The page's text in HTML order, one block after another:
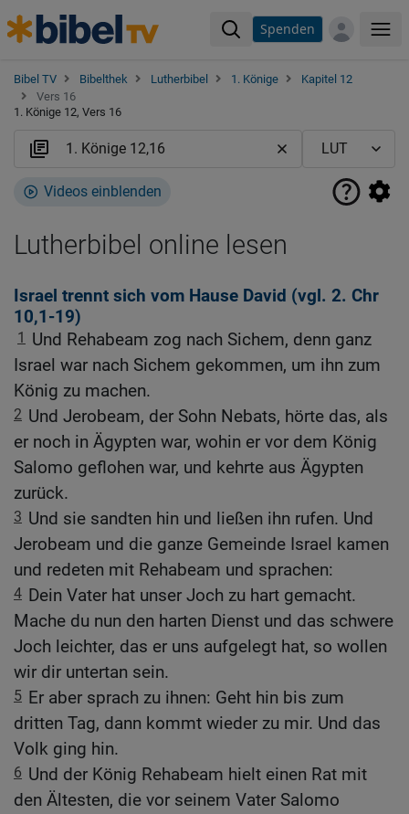
Spenden
Bibel TV Bibelthek Lutherbibel 1. Könige
Kapitel 12
Vers 16
1. Könige 12, Vers 16
Videos einblenden
Lutherbibel online lesen
Israel trennt sich vom Hause David (vgl. 2. Chr
10,1-19)
1
Und Rehabeam zog nach Sichem, denn ganz
Israel war nach Sichem gekommen, um ihn zum
König zu machen.
2 Und Jerobeam, der Sohn Nebats, hörte das, als
er noch in Ägypten war, wohin er vor dem König
Salomo geflohen war, und kehrte aus Ägypten
zurück.
3 Und sie sandten hin und ließen ihn rufen. Und
Jerobeam und die ganze Gemeinde Israel kamen
und redeten mit Rehabeam und sprachen:
4 Dein Vater hat unser Joch zu hart gemacht.
Mache du nun den harten Dienst und das schwere
Joch leichter, das er uns aufgelegt hat, so wollen
wir dir untertan sein.
5 Er aber sprach zu ihnen: Geht hin bis zum
dritten Tag, dann kommt wieder zu mir. Und das
Volk ging hin.
6 Und der König Rehabeam hielt einen Rat mit
den Ältesten, die vor seinem Vater Salomo